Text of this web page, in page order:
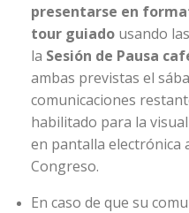
presentarse en
tour guiado usando
la Sesión de Pausa
ambas previstas el
comunicaciones
habilitado para la
en pantalla electrónica
Congreso.
En caso de que su